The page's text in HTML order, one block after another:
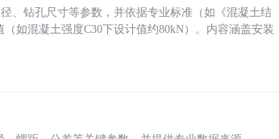
、钻孔尺寸等参数，并依据专业标准（如《混凝土结
如混凝土强度C30下设计值约80kN）。内容涵盖安装